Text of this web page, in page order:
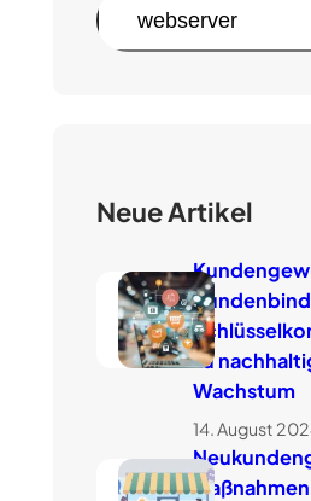
S
u
Neue Artikel
zu
Wachstum
14. August